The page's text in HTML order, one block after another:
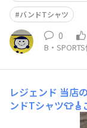
バンドTシャツ
0
B・
レジェンド 当店
ンドTシャツ
なら一度は見た